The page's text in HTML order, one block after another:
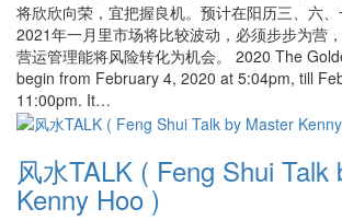
将欣欣向荣，宜把握良机。预计在阳历三、六
2021年一月里市场将比较波动，必须步步为营
营运管理能将风险转化为机会。 2020 The
begin from February 4, 2020 at 5:04pm, till
11:00pm. It…
风水TALK ( Feng Shui Talk
Kenny Hoo )